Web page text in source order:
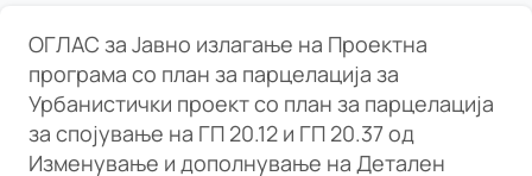
ОГЛАС за Јавно излагање на Проектна
програма со план за парцелација за
Урбанистички проект со план за парцелација
за спојување на ГП 20.12 и ГП 20.37 од
Изменување и дополнување на Детален